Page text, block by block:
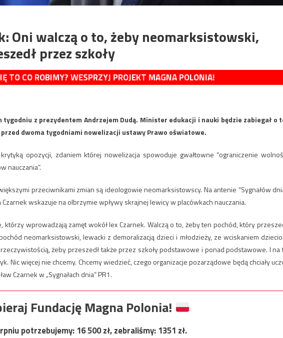
Oni walczą o to, żeby neomarksistowski,
przez szkoły
TO CO ROBIMY? WESPRZYJ PROJEKT MAGNA POLONIA!
tygodniu z prezydentem Andrzejem Dudą. Minister edukacji i nauki będzie zabiegał o
dwoma tygodniami nowelizacji ustawy Prawo oświatowe.
opozycji, zdaniem której nowelizacja spowoduje gwałtowne “ograniczenie
nauczania”.
przeciwnikami zmian są ideologowie neomarksistowscy. Na antenie “Sygnałów
wskazuje na olbrzymie wpływy skrajnej lewicy w placówkach nauczania.
którzy wprowadzają zamęt wokół lex Czarnek. Walczą o to, żeby ten pochód, który
neomarksistowski, lewacki z demoralizacją dzieci i młodzieży, ze wciskaniem
żeby przeszedł także przez szkoły podstawowe i ponad podstawowe. I na
Nic więcej nie chcemy. Chcemy wiedzieć, czego organizacje pozarządowe będą chciały
Czarnek w „Sygnałach dnia” PR1.
Fundację Magna Polonia!
potrzebujemy:16 500zł, zebraliśmy:1351 zł.